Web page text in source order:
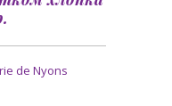
de Nyons